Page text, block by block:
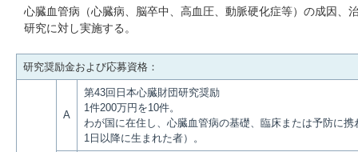
心臓血管病（心臓病、脳卒中、高血圧、動脈硬化症等）の成因、
研究に対し実施する。
研究奨励金および応募資格：
A
第43回日本心臓財団研究奨励
1件200万円を10件。
わが国に在住し、心臓血管病の基礎、臨床または予防に
1日以降に生まれた者）。